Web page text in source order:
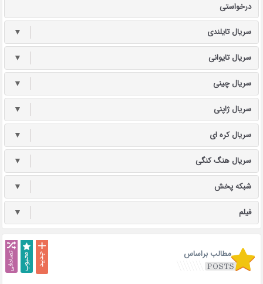
درخواستی
سریال تایلندی ▼
سریال تایوانی ▼
سریال چینی ▼
سریال ژاپنی ▼
سریال کره ای ▼
سریال هنگ کنگی ▼
شبکه پخش ▼
فیلم ▼
مطالب براساس